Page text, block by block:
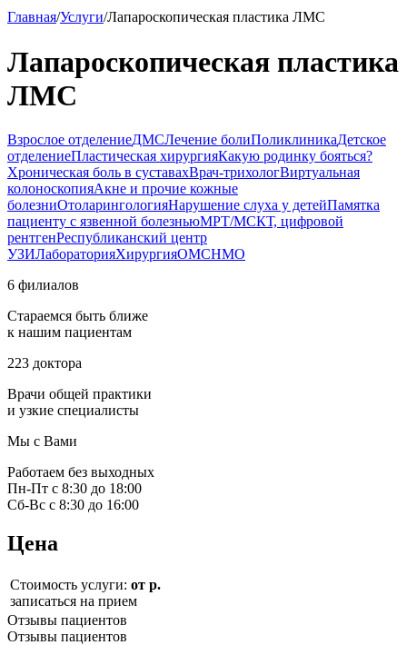
Главная/Услуги/Лапароскопическая пластика ЛМС
Лапароскопическая пластика
ЛМС
Взрослое отделениеДМСЛечение болиПоликлиникаДетское
отделениеПластическая хирургияКакую родинку бояться?
Хроническая боль в суставахВрач-трихологВиртуальная
колоноскопияАкне и прочие кожные
болезниОтоларингологияНарушение слуха у детейПамятка
пациенту с язвенной болезньюМРТ/МСКТ, цифровой
рентгенРеспубликанский центр
УЗИЛабораторияХирургияОМСНМО
6 филиалов
Стараемся быть ближе
к нашим пациентам
223 доктора
Врачи общей практики
и узкие специалисты
Мы с Вами
Работаем без выходных
Пн-Пт с 8:30 до 18:00
Сб-Вс с 8:30 до 16:00
Цена
Стоимость услуги: от р.
записаться на прием
Отзывы пациентов
Отзывы пациентов